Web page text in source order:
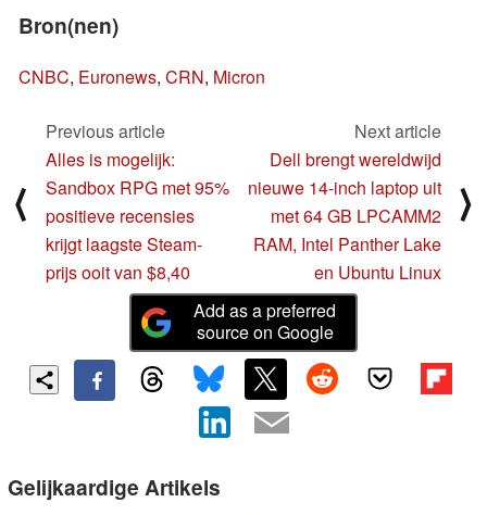
Bron(nen)
CNBC, Euronews, CRN, Micron
⟨
Previous article
Alles is mogelijk:
Sandbox RPG met 95%
positieve recensies
krijgt laagste Steam-
prijs ooit van $8,40
Next article
Dell brengt wereldwijd
nieuwe 14-inch laptop uit
met 64 GB LPCAMM2
RAM, Intel Panther Lake
en Ubuntu Linux
⟩
Add as a preferred
source on Google
Gelijkaardige Artikels